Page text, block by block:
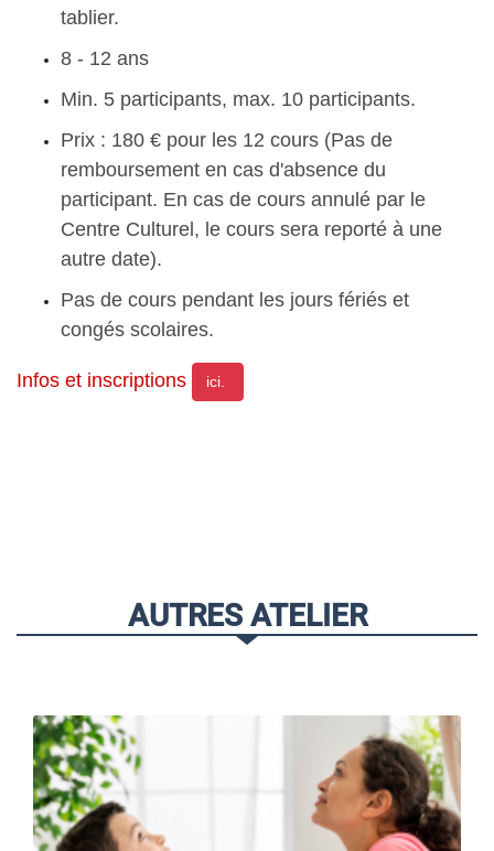
tablier.
8 - 12 ans
Min. 5 participants, max. 10 participants.
Prix : 180 € pour les 12 cours (Pas de
remboursement en cas d'absence du
participant. En cas de cours annulé par le
Centre Culturel, le cours sera reporté à une
autre date).
Pas de cours pendant les jours fériés et
congés scolaires.
Infos et inscriptions ici.
AUTRES ATELIER